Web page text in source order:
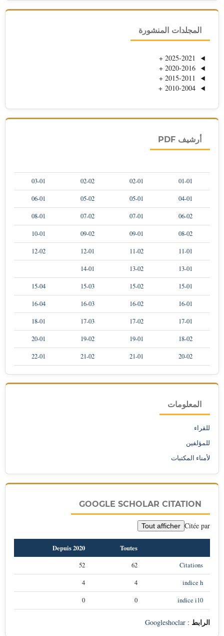
المجلدات المنشورة
+
2020-2016
+
+
2010-2004
+
أرشيف PDF
01-01
02-01
02-02
03-01
04-01
05-01
05-02
06-01
06-02
07-01
07-02
08-01
08-02
09-01
09-02
10-01
11-01
11-02
12-01
12-02
13-01
13-02
14-01
15-01
15-02
15-03
15-04
16-01
16-02
16-03
16-04
17-01
17-02
17-03
18-01
18-02
19-01
19-02
20-01
20-02
21-01
21-02
22-01
المعلومات
للقراء
للمؤلفين
لأمناء المكتبات
GOOGLE SCHOLAR CITATION
Citée par
Tout afficher
Toutes
Depuis 2020
Citations
62
52
indice h
4
4
indice i10
0
0
الرابط :
Googleshoclar